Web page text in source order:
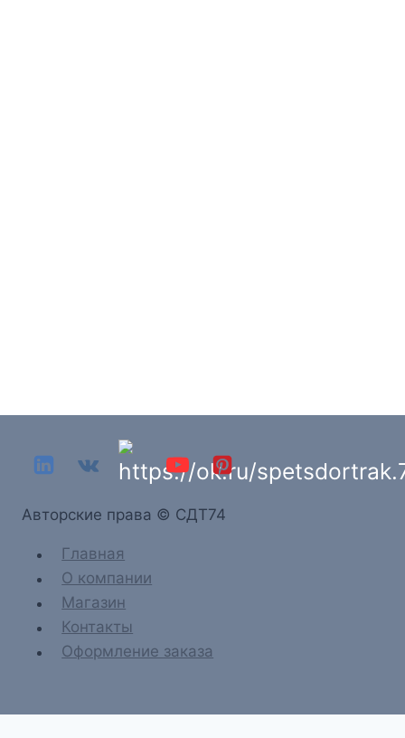
Aвторские права © СДТ74
Главная
О компании
Магазин
Контакты
Оформление заказа